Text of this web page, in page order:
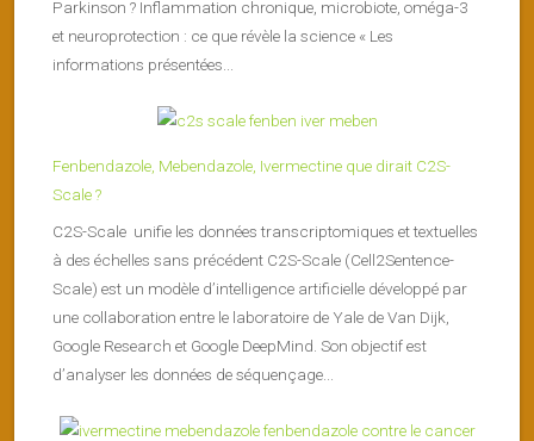
Parkinson ? Inflammation chronique, microbiote, oméga-3
et neuroprotection : ce que révèle la science « Les
informations présentées...
Fenbendazole, Mebendazole, Ivermectine que dirait C2S-
Scale ?
C2S-Scale unifie les données transcriptomiques et textuelles
à des échelles sans précédent C2S-Scale (Cell2Sentence-
Scale) est un modèle d’intelligence artificielle développé par
une collaboration entre le laboratoire de Yale de Van Dijk,
Google Research et Google DeepMind. Son objectif est
d’analyser les données de séquençage...